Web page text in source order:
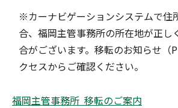
※カーナビゲーションシステムで住
合、福岡主管事務所の所在地が正し
合がございます。移転のお知らせ（
クセスからご確認ください。
福岡主管事務所 移転のご案内